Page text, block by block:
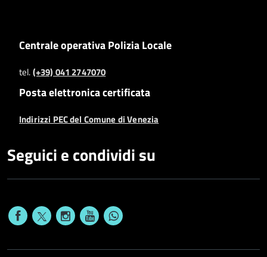
Centrale operativa Polizia Locale
tel.(+39) 041 2747070
Posta elettronica certificata
Indirizzi PEC del Comune di Venezia
Seguici e condividi su